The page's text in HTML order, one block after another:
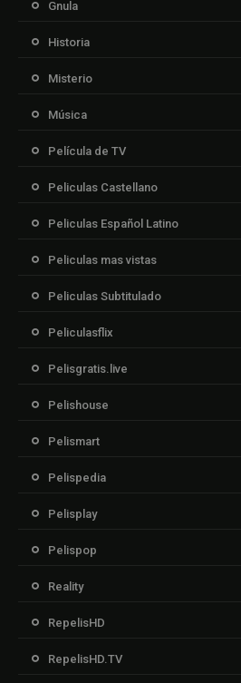
Gnula
Historia
Misterio
Música
Película de TV
Peliculas Castellano
Peliculas Español Latino
Peliculas mas vistas
Peliculas Subtitulado
Peliculasflix
Pelisgratis.live
Pelishouse
Pelismart
Pelispedia
Pelisplay
Pelispop
Reality
RepelisHD
RepelisHD.TV